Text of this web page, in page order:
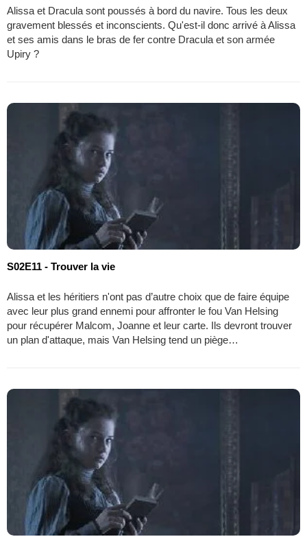
Alissa et Dracula sont poussés à bord du navire. Tous les deux
gravement blessés et inconscients. Qu'est-il donc arrivé à Alissa
et ses amis dans le bras de fer contre Dracula et son armée
Upiry ?
S02E11 - Trouver la vie
Alissa et les héritiers n'ont pas d’autre choix que de faire équipe
avec leur plus grand ennemi pour affronter le fou Van Helsing
pour récupérer Malcom, Joanne et leur carte. Ils devront trouver
un plan d'attaque, mais Van Helsing tend un piège…